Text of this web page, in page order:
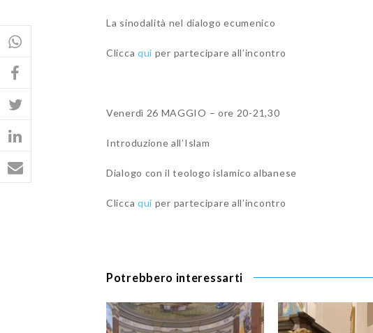
La sinodalità nel dialogo ecumenico
Clicca qui per partecipare all’incontro
Venerdì 26 MAGGIO – ore 20-21,30
Introduzione all’Islam
Dialogo con il teologo islamico albanese
Clicca qui per partecipare all’incontro
Potrebbero interessarti